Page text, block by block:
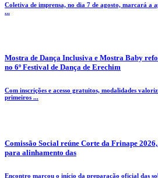
Coletiva de imprensa, no dia 7 de agosto, marcará a
...
Mostra de Dança Inclusiva e Mostra Baby
no 6º Festival de Dança de Erechim
Com inscrições e acesso gratuitos, modalidades
primeiros ...
Comissão Social reúne Corte da Frinape
para alinhamento das
Encontro marcou o início da preparação oficial das